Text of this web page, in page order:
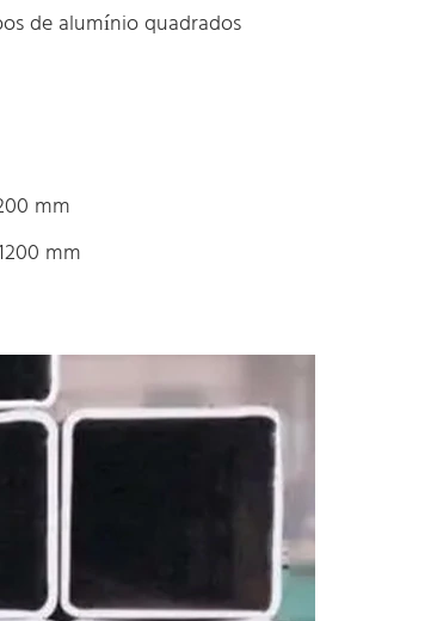
de alumínio quadrados
mm
mm